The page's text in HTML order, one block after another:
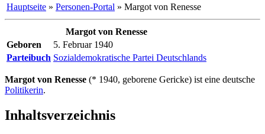
Hauptseite » Personen-Portal » Margot von Renesse
Margot von Renesse
Geboren
5. Februar 1940
Parteibuch Sozialdemokratische Partei Deutschlands
Margot von Renesse (* 1940, geborene Gericke) ist eine deutsche
Politikerin.
Inhaltsverzeichnis